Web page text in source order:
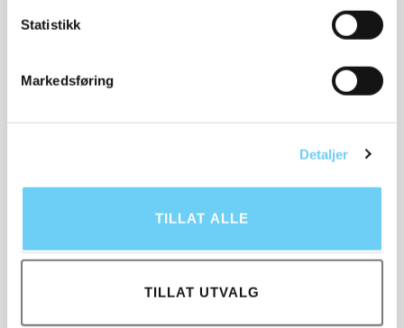
Statistikk
Markedsføring
Detaljer
TILLAT ALLE
TILLAT UTVALG
NUDE OF SCANDINAVIA